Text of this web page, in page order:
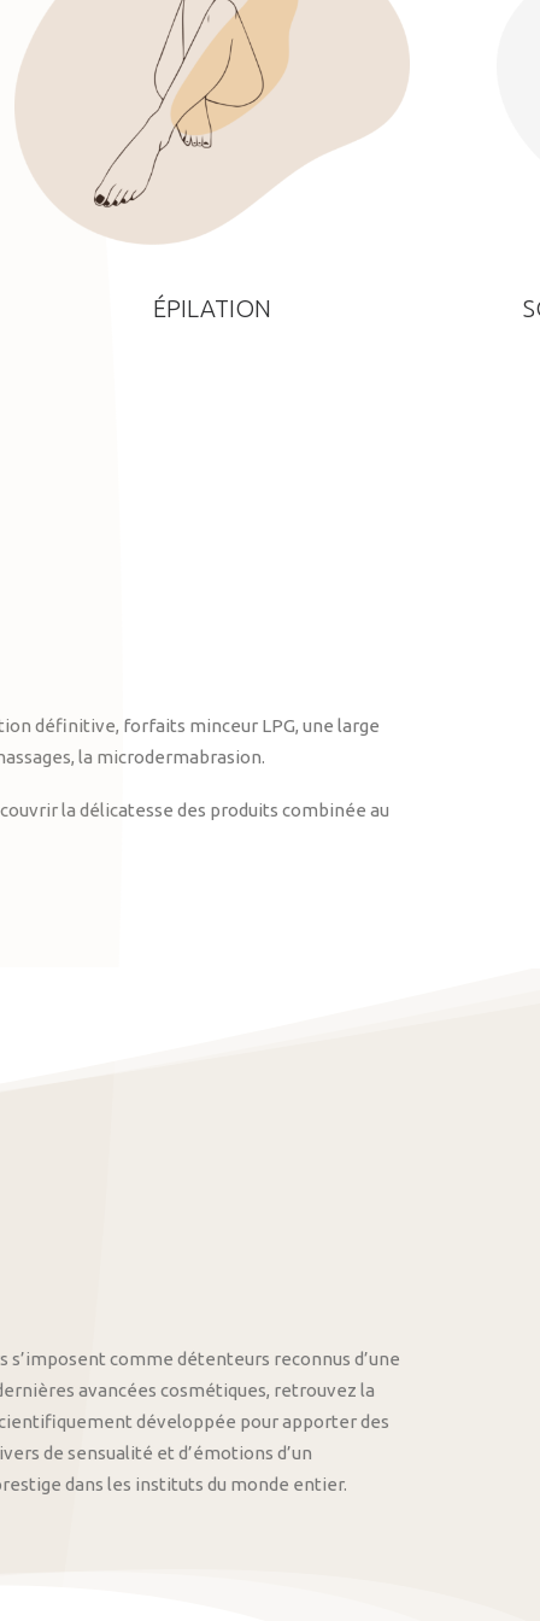
ÉPILATION
définitive, forfaits minceur LPG, une large
la microdermabrasion.
la délicatesse des produits combinée au
s’imposent comme détenteurs reconnus d’une
avancées cosmétiques, retrouvez la
développée pour apporter des
de sensualité et d’émotions d’un
dans les instituts du monde entier.